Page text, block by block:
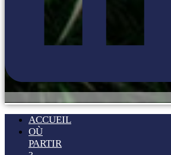
ACCUEIL
OÙ
PARTIR